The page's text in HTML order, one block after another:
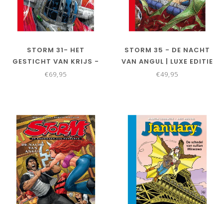
STORM 31- HET
GESTICHT VAN KRIJS -
LUXE
€69,95
STORM 35 - DE NACHT
VAN ANGUL | LUXE EDITIE
€49,95